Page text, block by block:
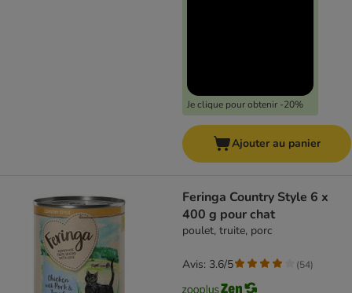
Je clique pour obtenir -20%
Ajouter au panier
Feringa Country Style 6 x
400 g pour chat
poulet, truite, porc
Avis: 3.6/5 (54)